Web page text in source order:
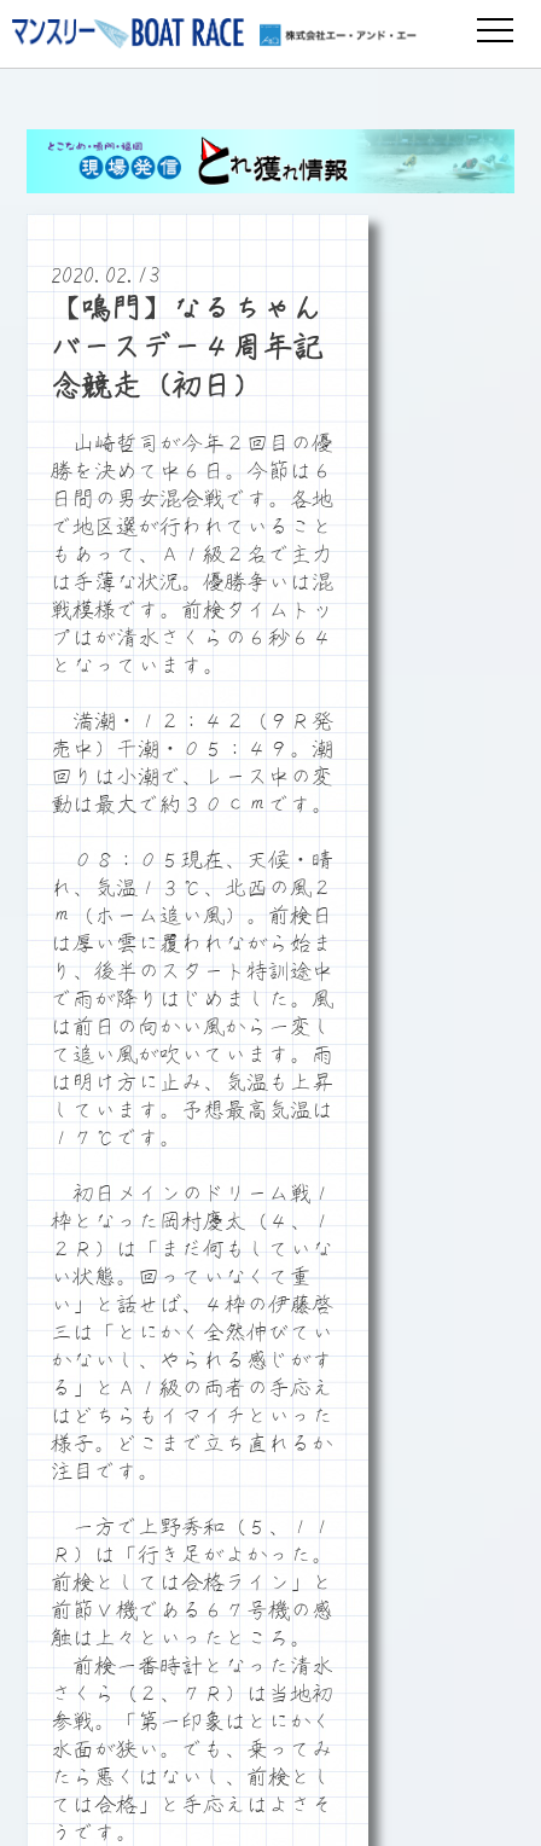
2020.02.13
【鳴門】なるちゃん
バースデー４周年記
念競走（初日）
山崎哲司が今年２回目の優
勝を決めて中６日。今節は６
日間の男女混合戦です。各地
で地区選が行われていること
もあって、Ａ１級２名で主力
は手薄な状況。優勝争いは混
戦模様です。前検タイムトッ
プはが清水さくらの６秒６４
となっています。
満潮・１２：４２（９Ｒ発
売中）干潮・０５：４９。潮
回りは小潮で、レース中の変
動は最大で約３０ｃｍです。
０８：０５現在、天候・晴
れ、気温１３℃、北西の風２
ｍ（ホーム追い風）。前検日
は厚い雲に覆われながら始ま
り、後半のスタート特訓途中
で雨が降りはじめました。風
は前日の向かい風から一変し
て追い風が吹いています。雨
は明け方に止み、気温も上昇
しています。予想最高気温は
１７℃です。
初日メインのドリーム戦１
枠となった岡村慶太（４、１
２Ｒ）は「まだ何もしていな
い状態。回っていなくて重
い」と話せば、４枠の伊藤啓
三は「とにかく全然伸びてい
かないし、やられる感じがす
る」とＡ１級の両者の手応え
はどちらもイマイチといった
様子。どこまで立ち直れるか
注目です。
一方で上野秀和（５、１１
Ｒ）は「行き足がよかった。
前検としては合格ライン」と
前節Ｖ機である６７号機の感
触は上々といったところ。
前検一番時計となった清水
さくら（２、７Ｒ）は当地初
参戦。「第一印象はとにかく
水面が狭い。でも、乗ってみ
たら悪くはないし、前検とし
ては合格」と手応えはよさそ
うです。